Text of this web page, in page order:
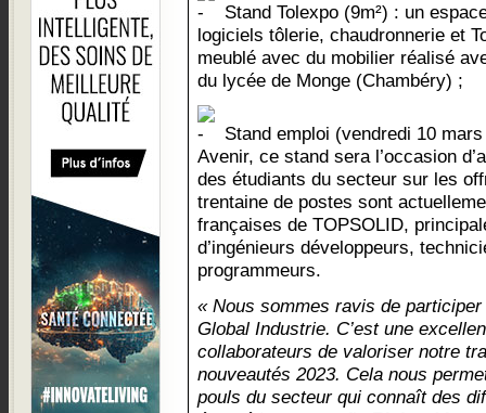
Stand Tolexpo (9m²) : un
logiciels tôlerie, chaudronnerie et
meublé avec du mobilier réalisé
du lycée de Monge (Chambéry) ;
Stand emploi (vendredi 10
Avenir, ce stand sera l’occasion
des étudiants du secteur sur les
trentaine de postes sont
françaises de TOPSOLID,
d’ingénieurs développeurs,
programmeurs.
« Nous sommes ravis de
Global Industrie. C’est une
collaborateurs de valoriser notre
nouveautés 2023. Cela nous
pouls du secteur qui connaît des